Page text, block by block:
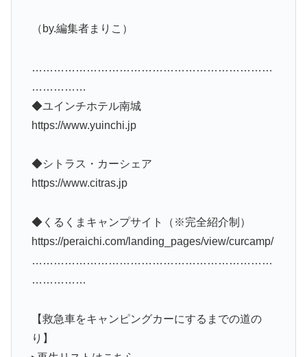
（by.編集者まりこ）
…………………………………………………………
……………
◆ユインチホテル南城
https://www.yuinchi.jp
◆シトラス・カーシェア
https://www.citras.jp
◆くるくまキャンプサイト（※完全紹介制）
https://peraichi.com/landing_pages/view/curcamp/
…………………………………………………………
……………
【救急車をキャンピングカーにするまでの道の
り】